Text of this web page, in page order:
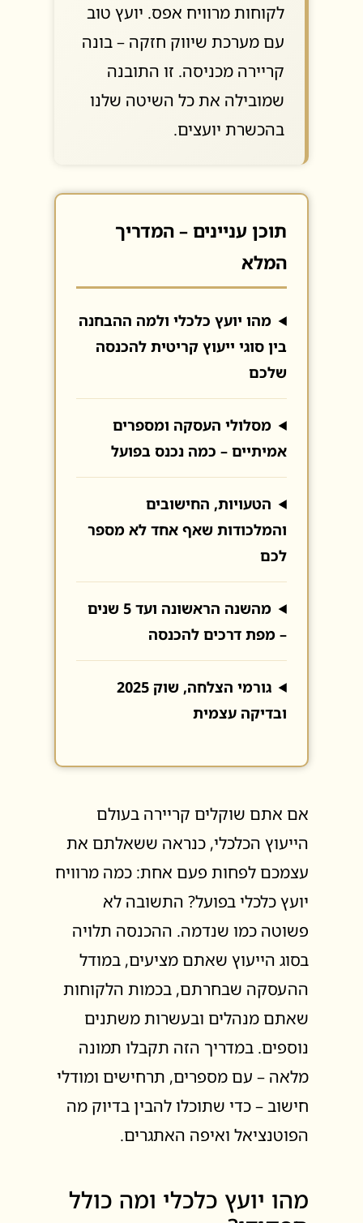
לקוחות מרוויח אפס. יועץ טוב
עם מערכת שיווק חזקה – בונה
קריירה מכניסה. זו התובנה
שמובילה את כל השיטה שלנו
בהכשרת יועצים.
תוכן עניינים – המדריך
המלא
מהו יועץ כלכלי ולמה ההבחנה
בין סוגי ייעוץ קריטית להכנסה
שלכם
מסלולי העסקה ומספרים
אמיתיים – כמה נכנס בפועל
הטעויות, החישובים
והמלכודות שאף אחד לא מספר
לכם
מהשנה הראשונה ועד 5 שנים
– מפת דרכים להכנסה
גורמי הצלחה, שוק 2025
ובדיקה עצמית
אם אתם שוקלים קריירה בעולם
הייעוץ הכלכלי, כנראה ששאלתם את
עצמכם לפחות פעם אחת: כמה מרוויח
יועץ כלכלי בפועל? התשובה לא
פשוטה כמו שנדמה. ההכנסה תלויה
בסוג הייעוץ שאתם מציעים, במודל
ההעסקה שבחרתם, בכמות הלקוחות
שאתם מנהלים ובעשרות משתנים
נוספים. במדריך הזה תקבלו תמונה
מלאה – עם מספרים, תרחישים ומודלי
חישוב – כדי שתוכלו להבין בדיוק מה
הפוטנציאל ואיפה האתגרים.
מהו יועץ כלכלי ומה כולל